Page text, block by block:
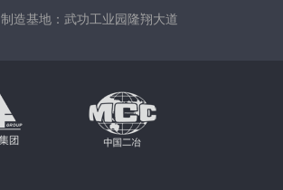
制造基地：武功工业园隆翔大道